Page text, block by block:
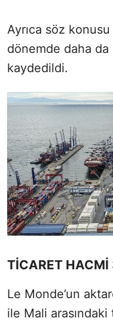
Ayrıca söz
dönemde daha
kaydedildi.
TİCARET HACMİ
Le Monde’un
ile Mali